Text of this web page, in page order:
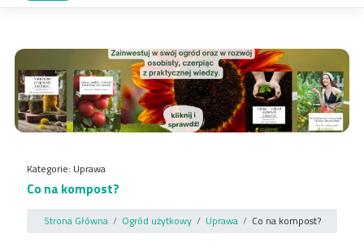
Kategorie: Uprawa
Co na kompost?
Strona Główna Ogród użytkowy Uprawa Co na kompost?